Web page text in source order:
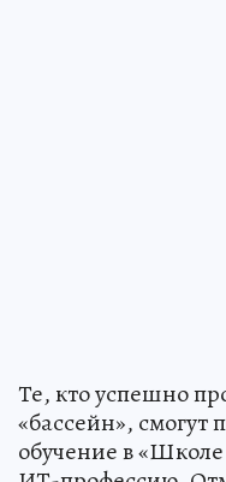
Те, кто успешно
«бассейн», смогут
обучение в «Школе